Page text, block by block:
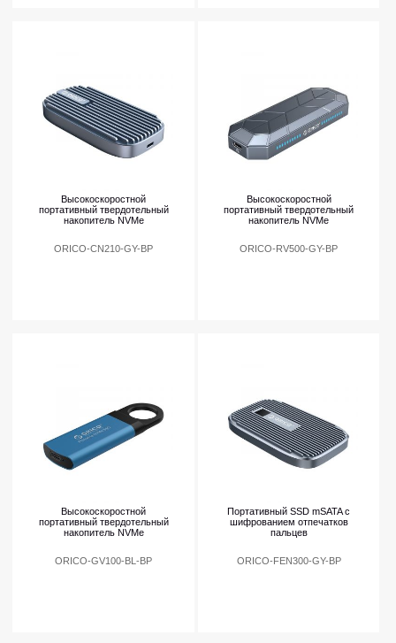
Высокоскоростной
портативный твердотельный
накопитель NVMe
ORICO-CN210-GY-BP
Высокоскоростной
портативный твердотельный
накопитель NVMe
ORICO-RV500-GY-BP
Высокоскоростной
портативный твердотельный
накопитель NVMe
ORICO-GV100-BL-BP
Портативный SSD mSATA с
шифрованием отпечатков
пальцев
ORICO-FEN300-GY-BP